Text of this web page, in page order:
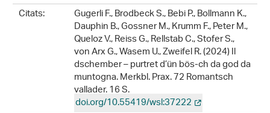
Citats:
Gugerli F., Brodbeck S., Bebi P., Bollmann K.,
Dauphin B., Gossner M., Krumm F., Peter M.,
Queloz V., Reiss G., Rellstab C., Stofer S.,
von Arx G., Wasem U., Zweifel R. (2024) Il
dschember – purtret d’ün bös-ch da god da
muntogna. Merkbl. Prax. 72 Romantsch
vallader. 16 S.
doi.org/10.55419/wsl:37222